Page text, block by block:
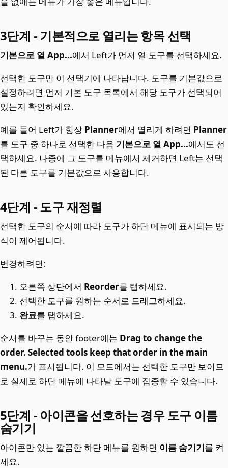
3단계 - 기본적으로 열리는 항목 선택
기본으로 열 App...에서 Left가 먼저 열 도구를 선택하세요.
선택한 도구만 이 선택기에 나타납니다. 도구를 기본값으로
설정하려면 먼저 기본 도구 목록에서 해당 도구가 선택되어
있는지 확인하세요.
예를 들어 Left가 항상 Planner에서 열리게 하려면 Planner
를 도구 중 하나로 선택한 다음 기본으로 열 App...에서도 선
택하세요. 나중에 그 도구를 메뉴에서 제거하면 Left는 선택
된 다른 도구를 기본값으로 사용합니다.
4단계 - 도구 재정렬
선택한 도구의 순서에 따라 도구가 하단 메뉴에 표시되는 방
식이 제어됩니다.
변경하려면:
오른쪽 상단에서 Reorder를 탭하세요.
선택한 도구를 원하는 순서로 드래그하세요.
완료를 탭하세요.
순서를 바꾸는 동안 footer에는 Drag to change the
order. Selected tools keep that order in the main
menu.가 표시됩니다. 이 모드에서는 선택한 도구만 보이므
로 실제로 하단 메뉴에 나타날 도구에 집중할 수 있습니다.
5단계 - 아이콘을 선호하는 경우 도구 이름
숨기기
아이콘만 있는 깔끔한 하단 메뉴를 원하면 이름 숨기기를 켜
세요.